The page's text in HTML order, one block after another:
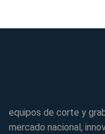
equipos de corte y
mercado nacional,